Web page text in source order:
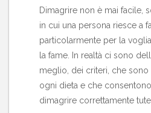
Dimagrire non è mai facile,
in cui una persona riesce a
particolarmente per la
la fame. In realtà ci sono
meglio, dei criteri, che
ogni dieta e che
dimagrire correttamente